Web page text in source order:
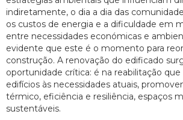
indiretamente, o dia a dia das
os custos de energia e a dificuldade em
entre necessidades económicas e
evidente que este é o momento para
construção. A renovação do edificado
oportunidade crítica: é na reabilitação
edifícios às necessidades atuais,
térmico, eficiência e resiliência, espaços
sustentáveis.